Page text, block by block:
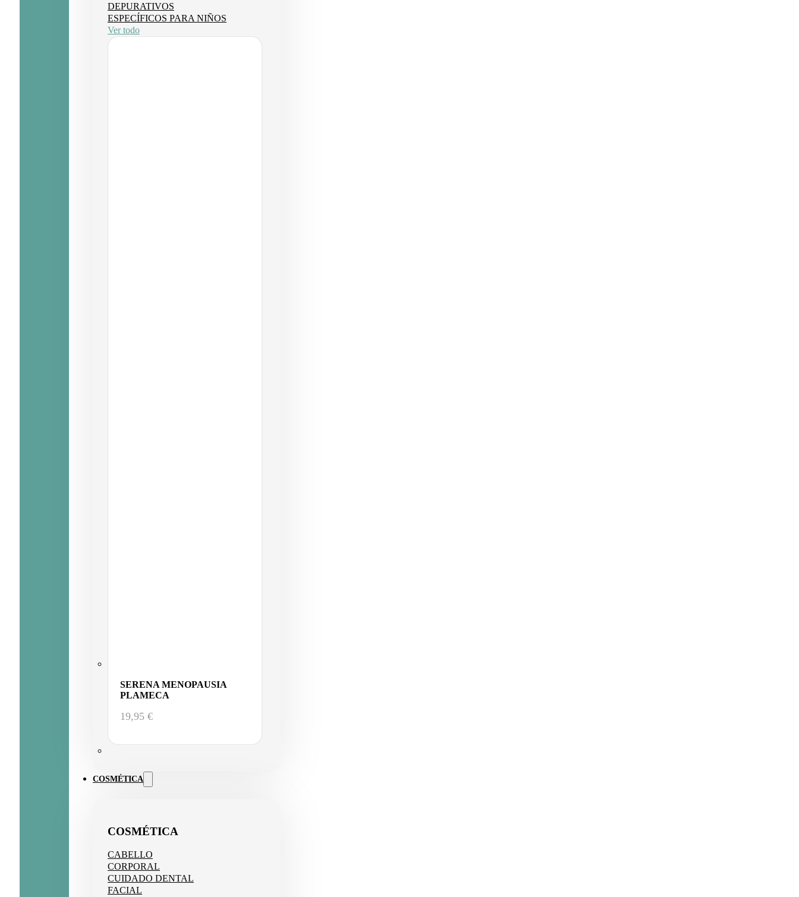
DEPURATIVOS
ESPECÍFICOS PARA NIÑOS
Ver todo
SERENA MENOPAUSIA
PLAMECA
19,95 €
COSMÉTICA
COSMÉTICA
CABELLO
CORPORAL
CUIDADO DENTAL
FACIAL